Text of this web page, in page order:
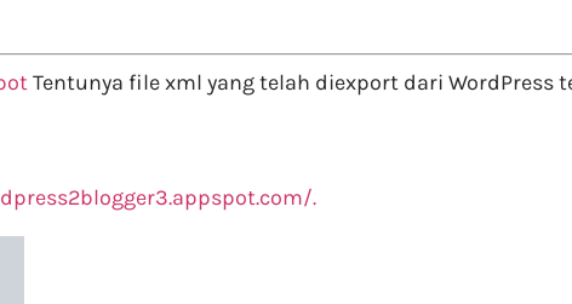
Tentunya file xml yang telah diexport dari
.